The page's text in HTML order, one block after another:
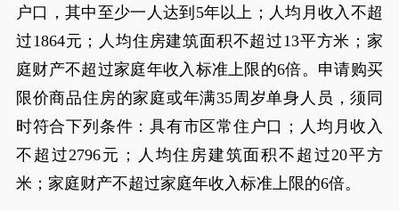
户口，其中至少一人达到5年以上；人均月收入不超
过1864元；人均住房建筑面积不超过13平方米；家
庭财产不超过家庭年收入标准上限的6倍。申请购买
限价商品住房的家庭或年满35周岁单身人员，须同
时符合下列条件：具有市区常住户口；人均月收入
不超过2796元；人均住房建筑面积不超过20平方
米；家庭财产不超过家庭年收入标准上限的6倍。